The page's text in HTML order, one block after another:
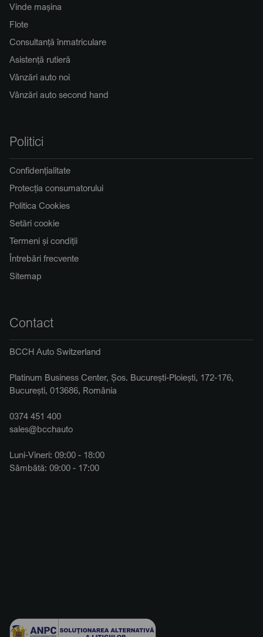
Vinde mașina
Flote
Consultanță înmatriculare
Asistență rutieră
Vânzări auto noi
Vânzări auto second hand
Politici
Confidențialitate
Protecția consumatorului
Politica Cookies
Setări cookie
Termeni și condiții
Întrebări frecvente
Sitemap
Contact
BCCH Auto Switzerland
Platinum Business Center, Șos. București-Ploiești, 172-176,
București, 013686, România
0374 451 400
sales@bcchauto
Luni-Vineri: 09:00 - 18:00
Sâmbătă: 09:00 - 17:00